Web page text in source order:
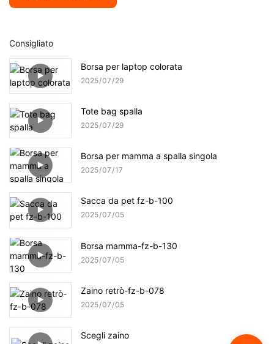
Consigliato
Borsa per laptop colorata
2025 07 29
Tote bag spalla
2025 07 29
Borsa per mamma a spalla singola
2025 07 17
Sacca da pet fz-b-100
2025 07 05
Borsa mamma-fz-b-130
2025 07 05
Zaino retrò-fz-b-078
2025 07 05
Scegli zaino